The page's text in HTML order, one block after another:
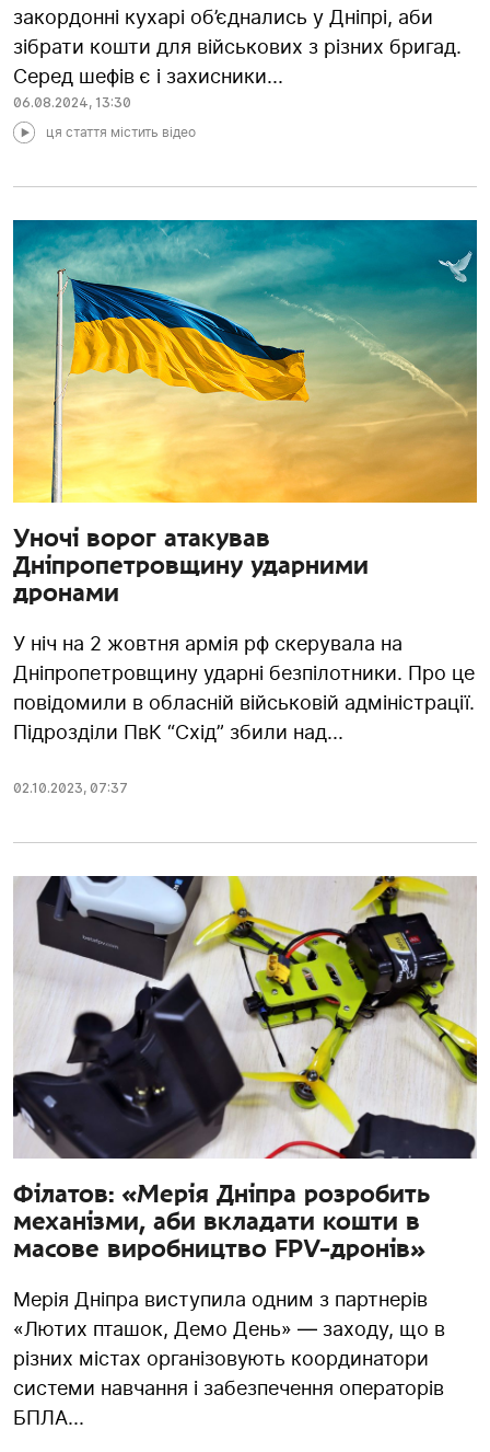
закордонні кухарі об’єднались у Дніпрі, аби
зібрати кошти для військових з різних бригад.
Серед шефів є і захисники...
06.08.2024, 13:30
ця стаття містить відео
Уночі ворог атакував
Дніпропетровщину ударними
дронами
У ніч на 2 жовтня армія рф скерувала на
Дніпропетровщину ударні безпілотники. Про це
повідомили в обласній військовій адміністрації.
Підрозділи ПвК “Схід” збили над...
02.10.2023, 07:37
Філатов: «Мерія Дніпра розробить
механізми, аби вкладати кошти в
масове виробництво FPV-дронів»
Мерія Дніпра виступила одним з партнерів
«Лютих пташок, Демо День» — заходу, що в
різних містах організовують координатори
системи навчання і забезпечення операторів
БПЛА...